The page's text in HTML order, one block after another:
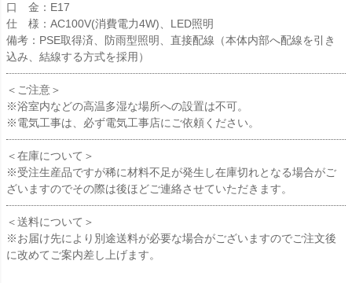
口 金：E17
仕 様：AC100V(消費電力4W)、LED照明
備考：PSE取得済、防雨型照明、直接配線（本体内部へ配線を引き
込み、結線する方式を採用）
＜ご注意＞
※浴室内などの高温多湿な場所への設置は不可。
※電気工事は、必ず電気工事店にご依頼ください。
＜在庫について＞
※受注生産品ですが稀に材料不足が発生し在庫切れとなる場合がご
ざいますのでその際は後ほどご連絡させていただきます。
＜送料について＞
※お届け先により別途送料が必要な場合がございますのでご注文後
に改めてご案内差し上げます。